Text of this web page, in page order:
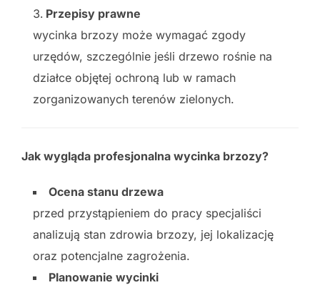
Przepisy prawne
wycinka brzozy może wymagać zgody
urzędów, szczególnie jeśli drzewo rośnie na
działce objętej ochroną lub w ramach
zorganizowanych terenów zielonych.
Jak wygląda profesjonalna wycinka brzozy?
Ocena stanu drzewa
przed przystąpieniem do pracy specjaliści
analizują stan zdrowia brzozy, jej lokalizację
oraz potencjalne zagrożenia.
Planowanie wycinki